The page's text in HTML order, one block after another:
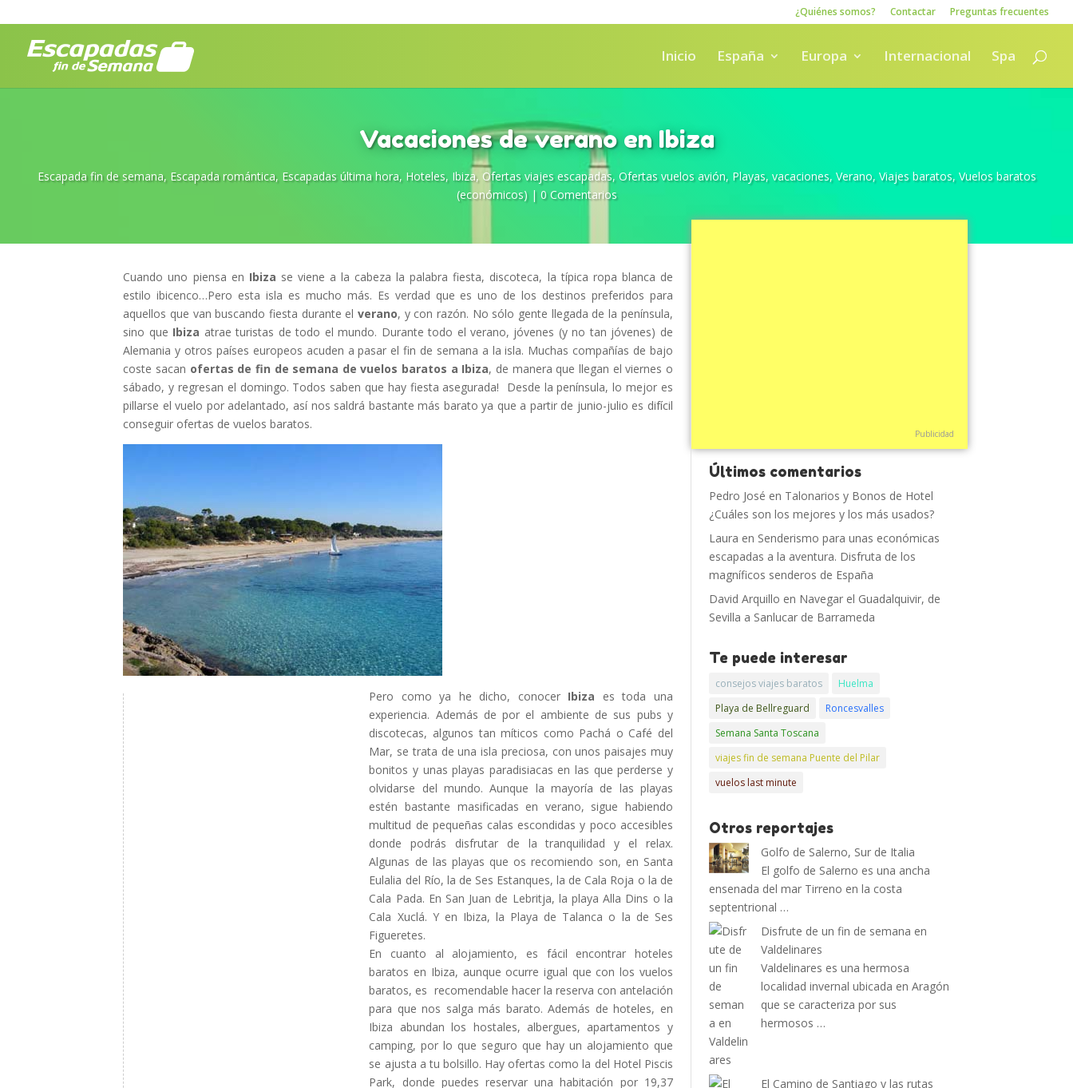
¿Quiénes somos? Contactar Preguntas frecuentes
Inicio España Europa Internacional Spa
Vacaciones de verano en Ibiza
Escapada fin de semana, Escapada romántica, Escapadas última hora, Hoteles, Ibiza, Ofertas viajes escapadas, Ofertas vuelos avión, Playas, vacaciones, Verano, Viajes baratos, Vuelos baratos
(económicos)| 0 Comentarios
Cuando uno piensa en Ibiza se viene a la cabeza la palabra fiesta, discoteca, la típica ropa blanca de
estilo ibicenco…Pero esta isla es mucho más. Es verdad que es uno de los destinos preferidos para
aquellos que van buscando fiesta durante elverano, y con razón. No sólo gente llegada de la península,
sino que Ibiza atrae turistas de todo el mundo. Durante todo el verano, jóvenes (y no tan jóvenes) de
Alemania y otros países europeos acuden a pasar el fin de semana a la isla. Muchas compañías de bajo
coste sacan ofertas de fin de semana de vuelos baratos a Ibiza, de manera que llegan el viernes o
sábado, y regresan el domingo. Todos saben que hay fiesta asegurada! Desde la península, lo mejor es
pillarse el vuelo por adelantado, así nos saldrá bastante más barato ya que a partir de junio-julio es difícil
conseguir ofertas de vuelos baratos.
Pero como ya he dicho, conocer Ibiza es toda una
experiencia. Además de por el ambiente de sus pubs y
discotecas, algunos tan míticos como Pachá o Café del
Mar, se trata de una isla preciosa, con unos paisajes muy
bonitos y unas playas paradisiacas en las que perderse y
olvidarse del mundo. Aunque la mayoría de las playas
estén bastante masificadas en verano, sigue habiendo
multitud de pequeñas calas escondidas y poco accesibles
donde podrás disfrutar de la tranquilidad y el relax.
Algunas de las playas que os recomiendo son, en Santa
Eulalia del Río, la de Ses Estanques, la de Cala Roja o la de
Cala Pada. En San Juan de Lebritja, la playa Alla Dins o la
Cala Xuclá. Y en Ibiza, la Playa de Talanca o la de Ses
Figueretes.
En cuanto al alojamiento, es fácil encontrar hoteles
baratos en Ibiza, aunque ocurre igual que con los vuelos
baratos, es recomendable hacer la reserva con antelación
para que nos salga más barato. Además de hoteles, en
Ibiza abundan los hostales, albergues, apartamentos y
camping, por lo que seguro que hay un alojamiento que
se ajusta a tu bolsillo. Hay ofertas como la del Hotel Piscis
Park, donde puedes reservar una habitación por 19,37
Publicidad
Últimos comentarios
Pedro José en Talonarios y Bonos de Hotel
¿Cuáles son los mejores y los más usados?
Laura en Senderismo para unas económicas
escapadas a la aventura. Disfruta de los
magníficos senderos de España
David Arquillo en Navegar el Guadalquivir, de
Sevilla a Sanlucar de Barrameda
Te puede interesar
consejos viajes baratos
Huelma
Playa de Bellreguard
Roncesvalles
Semana Santa Toscana
viajes fin de semana Puente del Pilar
vuelos last minute
Otros reportajes
Golfo de Salerno, Sur de Italia
El golfo de Salerno es una ancha
ensenada del mar Tirreno en la costa
septentrional …
Disfrute de un fin de semana en
Valdelinares
Valdelinares es una hermosa
localidad invernal ubicada en Aragón
que se caracteriza por sus
hermosos …
El Camino de Santiago y las rutas